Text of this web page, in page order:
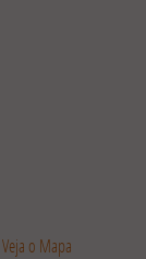
Veja o Mapa